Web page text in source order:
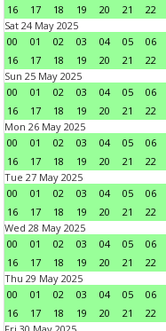
16
17 18 19 20 21 22
Sat 24 May 2025
00
01 02 03 04 05 06
16
17 18 19 20 21 22
Sun 25 May 2025
00
01 02 03 04 05 06
16
17 18 19 20 21 22
Mon 26 May 2025
00
01 02 03 04 05 06
16
17 18 19 20 21 22
Tue 27 May 2025
00
01 02 03 04 05 06
16
17 18 19 20 21 22
Wed 28 May 2025
00
01 02 03 04 05 06
16
17 18 19 20 21 22
Thu 29 May 2025
00
01 02 03 04 05 06
16
17 18 19 20 21 22